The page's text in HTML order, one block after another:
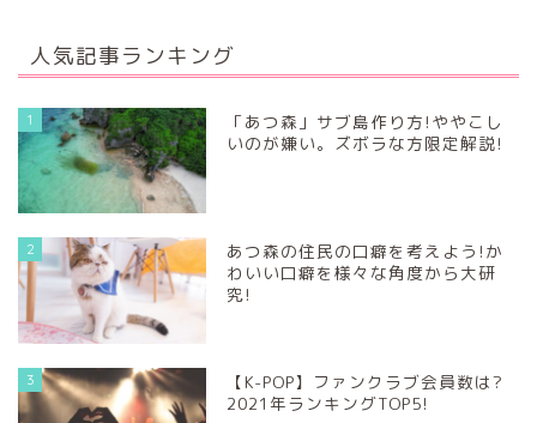
人気記事ランキング
1
「あつ森」サブ島作り方!ややこし
いのが嫌い。ズボラな方限定解説!
2
あつ森の住民の口癖を考えよう!か
わいい口癖を様々な角度から大研
究!
3
【K-POP】ファンクラブ会員数は?
2021年ランキングTOP5!